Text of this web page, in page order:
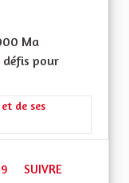
Ma
pour
de ses
49 ABONNÉS
SUIVRE